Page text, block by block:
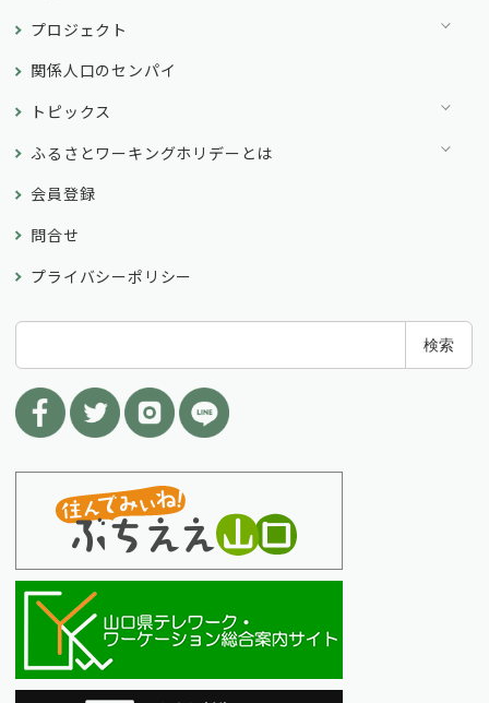
プロジェクト
関係人口のセンパイ
トピックス
ふるさとワーキングホリデーとは
会員登録
問合せ
プライバシーポリシー
索
検索